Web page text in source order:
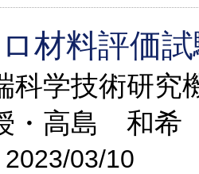
材料評価
科学技術研
・高島 和希
03/10